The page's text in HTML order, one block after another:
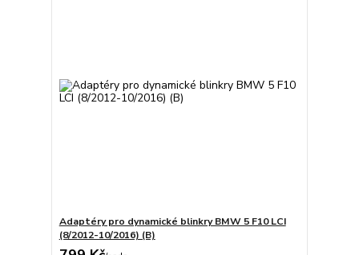
Adaptéry pro dynamické blinkry BMW 5 F10 LCI
(8/2012-10/2016) (B)